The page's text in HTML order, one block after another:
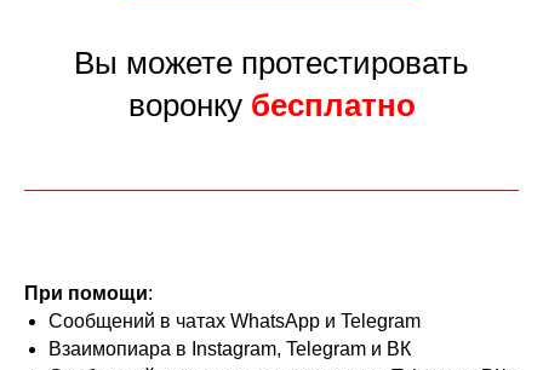
Вы можете протестировать
воронку бесплатно
При помощи:
Сообщений в чатах WhatsApp и Telegram
Взаимопиара в Instagram, Telegram и ВК